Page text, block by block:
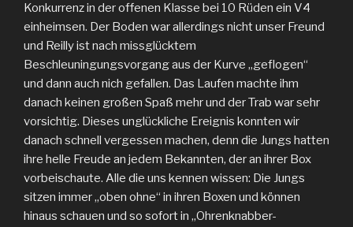
Konkurrenz in der offenen Klasse bei 10 Rüden ein V4
einheimsen. Der Boden war allerdings nicht unser Freund
und Reilly ist nach missglücktem
Beschleuningungsvorgang aus der Kurve „geflogen“
und dann auch nich gefallen. Das Laufen machte ihm
danach keinen großen Spaß mehr und der Trab war sehr
vorsichtig. Dieses unglückliche Ereignis konnten wir
danach schnell vergessen machen, denn die Jungs hatten
ihre helle Freude an jedem Bekannten, der an ihrer Box
vorbeischaute. Alle die uns kennen wissen: Die Jungs
sitzen immer „oben ohne“ in ihren Boxen und können
hinaus schauen und so sofort in „Ohrenknabber-